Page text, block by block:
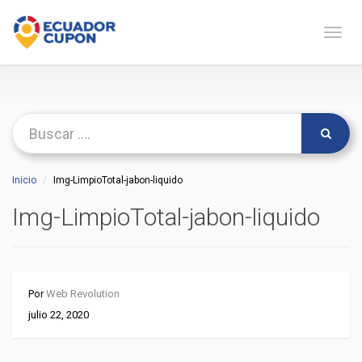
Inicio Img-LimpioTotal-jabon-liquido
Img-LimpioTotal-jabon-liquido
PorWeb Revolution
julio 22, 2020